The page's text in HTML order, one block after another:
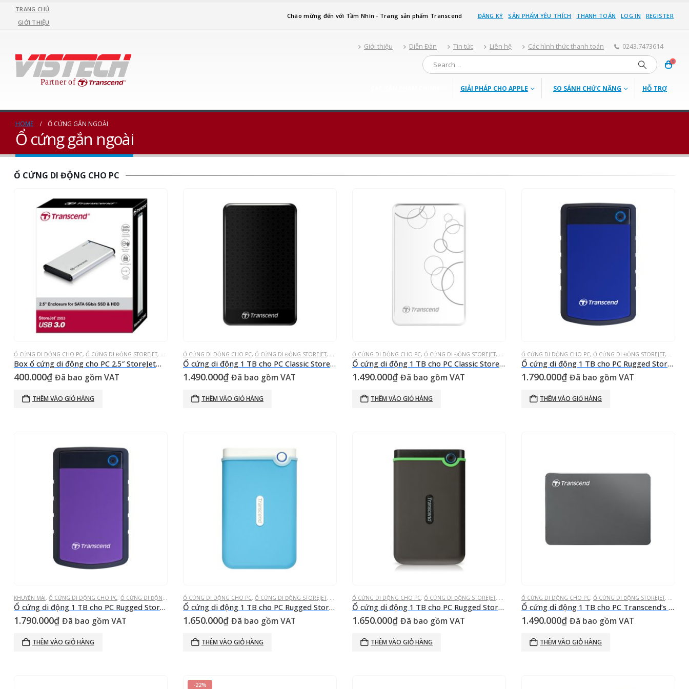
TRANG CHỦ
GIỚI THIỆU
Chào mừng đến với Tầm Nhìn - Trang sản phẩm Transcend ĐĂNG KÝ SẢN PHẨM YÊU THÍCH THANH TOÁN LOG IN REGISTER
Giới thiệu Diễn Đàn Tin tức Liên hệ Các hình thức thanh toán 0243.7473614
0
GIẢI PHÁP CHO APPLE SO SÁNH CHỨC NĂNG HỖ TRỢ
HOME Ổ CỨNG GẮN NGOÀI
Ổ cứng gắn ngoài
Ổ CỨNG DI ĐỘNG CHO PC
Ổ CỨNG DI DỘNG CHO PC, Ổ CỨNG DI ĐỘNG STOREJET, Ổ CỨNG GẮN NGOÀI
Box ổ cứng di động cho PC 2.5″ StoreJet® 25S3 (Enclosure) USB 3.0
400.000₫ Đã bao gồm VAT
THÊM VÀO GIỎ HÀNG
Ổ CỨNG DI DỘNG CHO PC, Ổ CỨNG DI ĐỘNG STOREJET, Ổ CỨNG GẮN NGOÀI
Ổ cứng di động 1 TB cho PC Classic StoreJet® 25A3K Đen USB 3.0
1.490.000₫ Đã bao gồm VAT
THÊM VÀO GIỎ HÀNG
Ổ CỨNG DI DỘNG CHO PC, Ổ CỨNG DI ĐỘNG STOREJET, Ổ CỨNG GẮN NGOÀI
Ổ cứng di động 1 TB cho PC Classic StoreJet® 25A3W Trắng USB 3.0
1.490.000₫ Đã bao gồm VAT
THÊM VÀO GIỎ HÀNG
Ổ CỨNG DI DỘNG CHO PC, Ổ CỨNG DI ĐỘNG STOREJET, Ổ
Ổ cứng di động 1 TB cho PC Rugged StoreJet® 25H3B Xanh biển USB 3.0
1.790.000₫ Đã bao gồm VAT
THÊM VÀO GIỎ HÀNG
KHUYẾN MÃI, Ổ CỨNG DI DỘNG CHO PC, Ổ CỨNG DI ĐỘNG STOREJET ,Ổ CỨNG GẮN NGOÀI
Ổ cứng di động 1 TB cho PC Rugged StoreJet® 25H3P Tím USB 3.0
1.790.000₫ Đã bao gồm VAT
THÊM VÀO GIỎ HÀNG
Ổ CỨNG DI DỘNG CHO PC, Ổ CỨNG DI ĐỘNG STOREJET, Ổ CỨNG GẮN NGOÀI
Ổ cứng di động 1 TB cho PC Rugged StoreJet® 25M3B Xanh trời trắng USB 3.0
1.650.000₫ Đã bao gồm VAT
THÊM VÀO GIỎ HÀNG
Ổ CỨNG DI DỘNG CHO PC, Ổ CỨNG DI ĐỘNG STOREJET, Ổ CỨNG GẮN NGOÀI
Ổ cứng di động 1 TB cho PC Rugged StoreJet® 25MC Đen xanh lá quân đội USB Type-C
1.650.000₫ Đã bao gồm VAT
THÊM VÀO GIỎ HÀNG
Ổ CỨNG DI DỘNG CHO PC, Ổ CỨNG DI ĐỘNG STOREJET, Ổ
Ổ cứng di động 1 TB cho PC Transcend’s lightweight StoreJet® 25C3N Aluminum design Iron Gray
1.490.000₫ Đã bao gồm VAT
THÊM VÀO GIỎ HÀNG
-22%